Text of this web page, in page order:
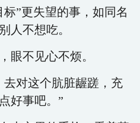
”更失望的事，如同名
人不想吃。
眼不见心不烦。
对这个肮脏龌蹉，充
好事吧。”